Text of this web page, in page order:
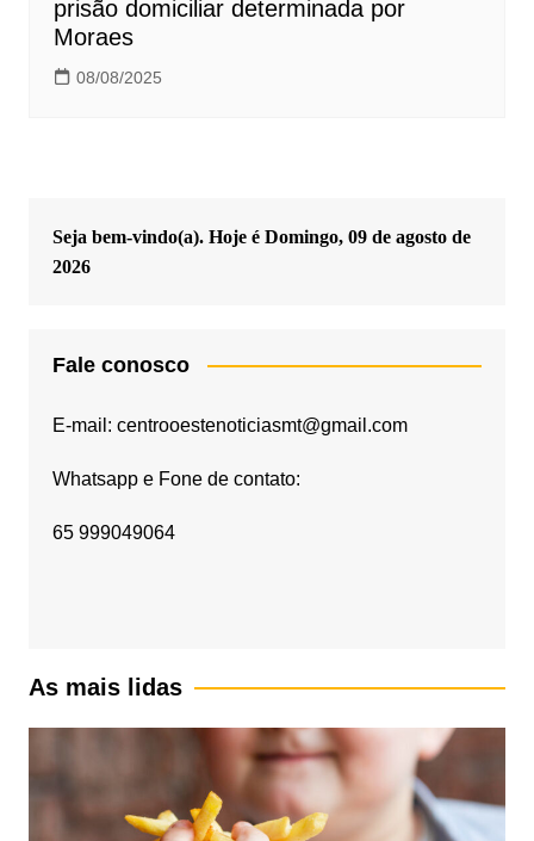
prisão domiciliar determinada por
Moraes
08/08/2025
Seja bem-vindo(a). Hoje é Domingo, 09 de agosto de
2026
Fale conosco
E-mail: centrooestenoticiasmt@gmail.com
Whatsapp e Fone de contato:
65 999049064
As mais lidas